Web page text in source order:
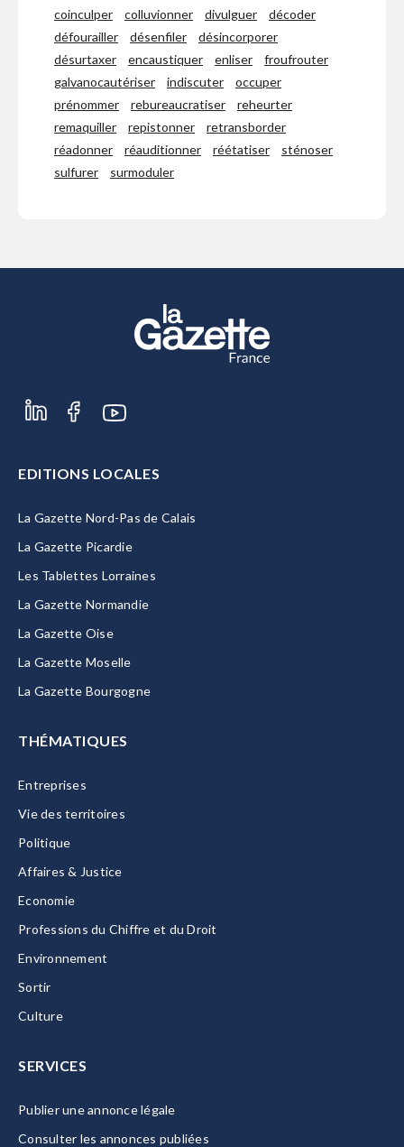
coinculper
colluvionner divulguer
décoder
défourailler
désenfiler
désincorporer
désurtaxer
encaustiquer enliser
froufrouter
galvanocautériser
indiscuter
occuper
prénommer
rebureaucratiser
reheurter
remaquiller
repistonner
retransborder
réadonner
réauditionner réétatiser
sténoser
sulfurer
surmoduler
EDITIONS LOCALES
La Gazette Nord-Pas de Calais
La Gazette Picardie
Les Tablettes Lorraines
La Gazette Normandie
La Gazette Oise
La Gazette Moselle
La Gazette Bourgogne
THÉMATIQUES
Entreprises
Vie des territoires
Politique
Affaires & Justice
Economie
Professions du Chiffre et du Droit
Environnement
Sortir
Culture
SERVICES
Publier une annonce légale
Consulter les annonces publiées